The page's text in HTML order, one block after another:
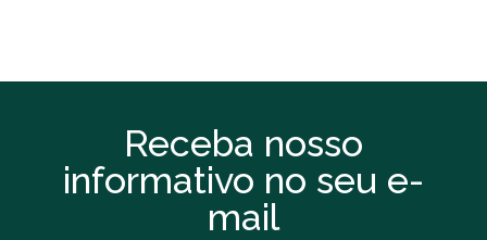
Receba nosso
informativo no seu e-
mail